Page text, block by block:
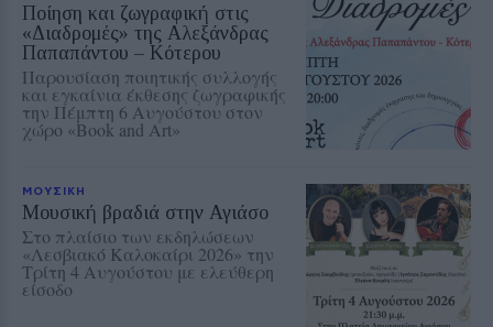
Ποίηση και ζωγραφική στις
«Διαδρομές» της Αλεξάνδρας
Παπαπάντου – Κότερου
Παρουσίαση ποιητικής συλλογής
και εγκαίνια έκθεσης ζωγραφικής
την Πέμπτη 6 Αυγούστου στον
χώρο «Book and Art»
ΜΟΥΣΙΚΗ
Μουσική βραδιά στην Αγιάσο
Στο πλαίσιο των εκδηλώσεων
«Λεσβιακό Καλοκαίρι 2026» την
Τρίτη 4 Αυγούστου με ελεύθερη
είσοδο